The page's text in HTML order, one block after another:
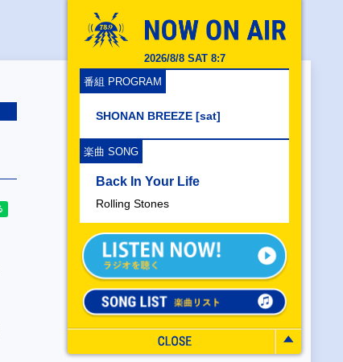
2026/8/8 SAT 8:7
番組 PROGRAM
SHONAN BREEZE [sat]
楽曲 SONG
Back In Your Life
Rolling Stones